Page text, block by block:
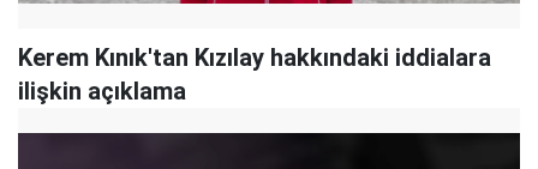
Kerem Kınık'tan Kızılay hakkındaki iddialara
ilişkin açıklama